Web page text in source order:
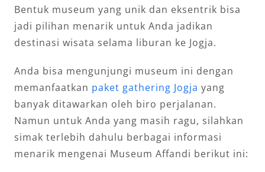
Bentuk museum yang unik dan eksentrik bisa
jadi pilihan menarik untuk Anda jadikan
destinasi wisata selama liburan ke Jogja.
Anda bisa mengunjungi museum ini dengan
memanfaatkan paket gathering Jogja yang
banyak ditawarkan oleh biro perjalanan.
Namun untuk Anda yang masih ragu, silahkan
simak terlebih dahulu berbagai informasi
menarik mengenai Museum Affandi berikut ini: